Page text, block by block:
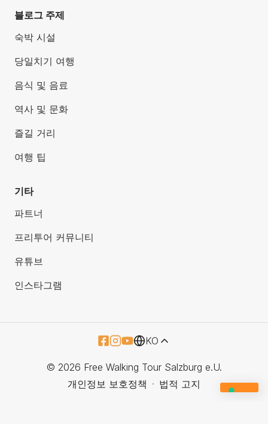
블로그 주제
숙박 시설
당일치기 여행
음식 및 음료
역사 및 문화
즐길 거리
여행 팁
기타
파트너
프리투어 커뮤니티
유튜브
인스타그램
© 2026 Free Walking Tour Salzburg e.U.
개인정보 보호정책
법적 고지
KO